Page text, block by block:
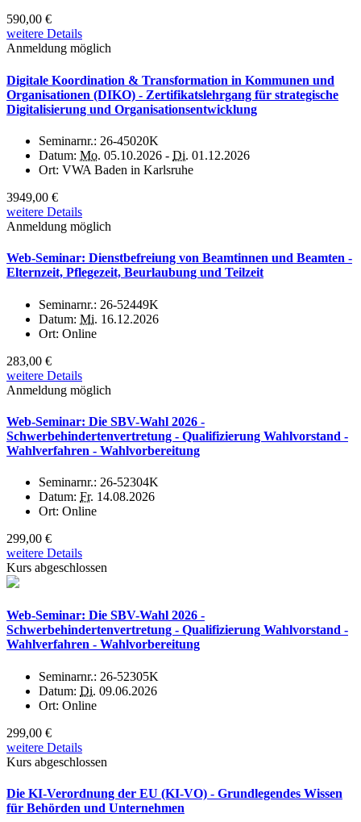
590,00 €
weitere Details
Anmeldung möglich
Digitale Koordination & Transformation in Kommunen und
Organisationen (DIKO) - Zertifikatslehrgang für strategische
Digitalisierung und Organisationsentwicklung
Seminarnr.: 26-45020K
Datum: Mo. 05.10.2026 - Di. 01.12.2026
Ort: VWA Baden in Karlsruhe
3949,00 €
weitere Details
Anmeldung möglich
Web-Seminar: Dienstbefreiung von Beamtinnen und Beamten -
Elternzeit, Pflegezeit, Beurlaubung und Teilzeit
Seminarnr.: 26-52449K
Datum: Mi. 16.12.2026
Ort: Online
283,00 €
weitere Details
Anmeldung möglich
Web-Seminar: Die SBV-Wahl 2026 -
Schwerbehindertenvertretung - Qualifizierung Wahlvorstand -
Wahlverfahren - Wahlvorbereitung
Seminarnr.: 26-52304K
Datum: Fr. 14.08.2026
Ort: Online
299,00 €
weitere Details
Kurs abgeschlossen
Web-Seminar: Die SBV-Wahl 2026 -
Schwerbehindertenvertretung - Qualifizierung Wahlvorstand -
Wahlverfahren - Wahlvorbereitung
Seminarnr.: 26-52305K
Datum: Di. 09.06.2026
Ort: Online
299,00 €
weitere Details
Kurs abgeschlossen
Die KI-Verordnung der EU (KI-VO) - Grundlegendes Wissen
für Behörden und Unternehmen